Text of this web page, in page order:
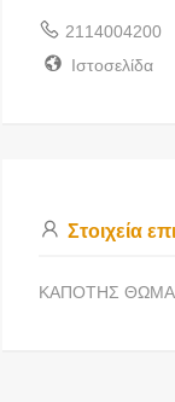
2114004200
Ιστοσελίδα
Στοιχεία
ΚΑΠΟΤΗΣ